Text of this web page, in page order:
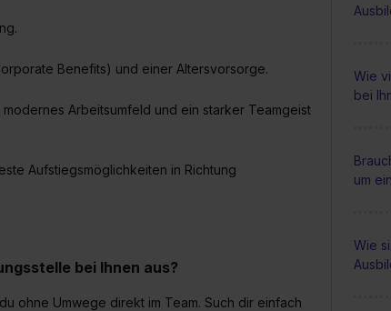
Wie
bei
um
Wie
Benefits) und einer Altersvorsorge.
Arbeitsumfeld und ein starker Teamgeist
Aufstiegsmöglichkeiten in Richtung
bei Ihnen aus?
ohne Umwege direkt im Team. Such dir einfach